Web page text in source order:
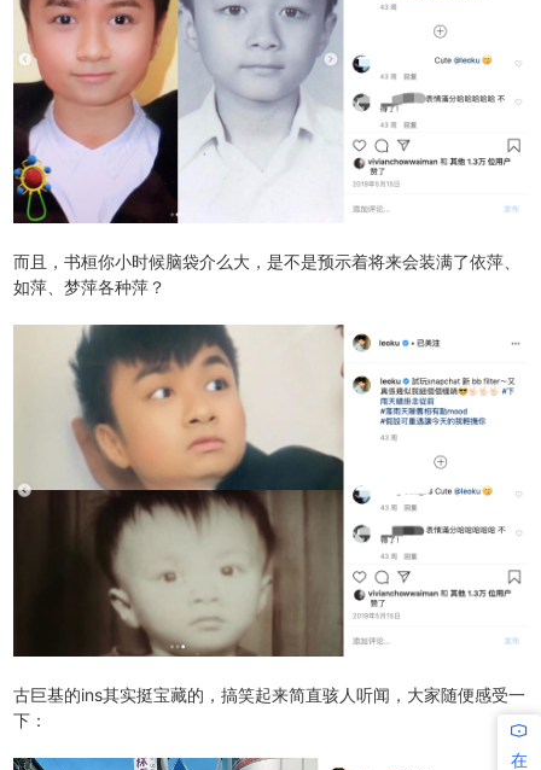
而且，书桓你小时候脑袋介么大，是不是预示着将来会装满了依萍、
如萍、梦萍各种萍？
古巨基的ins其实挺宝藏的，搞笑起来简直骇人听闻，大家随便感受一
下：
在